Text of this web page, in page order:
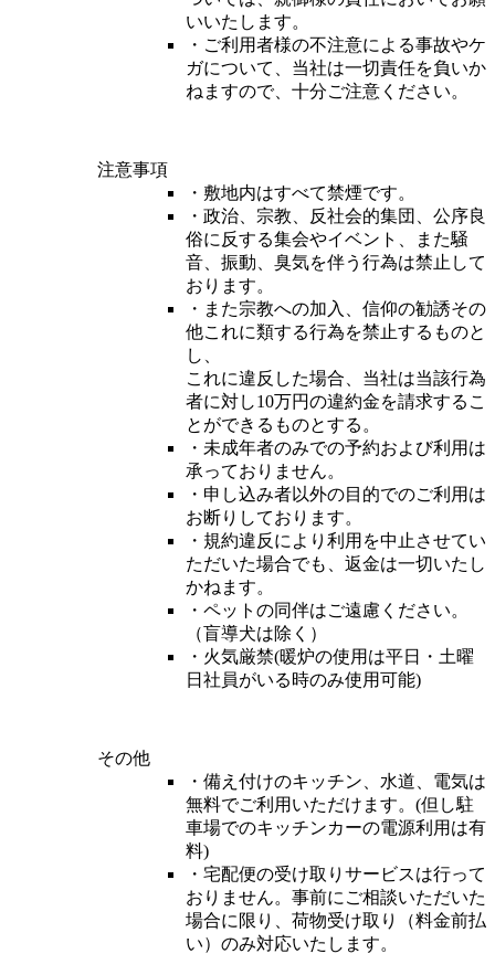
いいたします。
・ご利用者様の不注意による事故やケ
ガについて、当社は一切責任を負いか
ねますので、十分ご注意ください。
注意事項
・敷地内はすべて禁煙です。
・政治、宗教、反社会的集団、公序良
俗に反する集会やイベント、また騒
音、振動、臭気を伴う行為は禁止して
おります。
・また宗教への加入、信仰の勧誘その
他これに類する行為を禁止するものと
し、
これに違反した場合、当社は当該行為
者に対し10万円の違約金を請求するこ
とができるものとする。
・未成年者のみでの予約および利用は
承っておりません。
・申し込み者以外の目的でのご利用は
お断りしております。
・規約違反により利用を中止させてい
ただいた場合でも、返金は一切いたし
かねます。
・ペットの同伴はご遠慮ください。
（盲導犬は除く）
・火気厳禁(暖炉の使用は平日・土曜
日社員がいる時のみ使用可能)
その他
・備え付けのキッチン、水道、電気は
無料でご利用いただけます。(但し駐
車場でのキッチンカーの電源利用は有
料)
・宅配便の受け取りサービスは行って
おりません。事前にご相談いただいた
場合に限り、荷物受け取り（料金前払
い）のみ対応いたします。